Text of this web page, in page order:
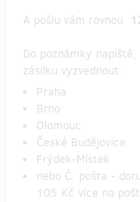
A pošlu vám rovnou
Do poznámky
zásilku vyzvednout:
Praha
Brno
Olomouc
České Budějovice
Frýdek-Místek
nebo Č. pošta -
105 Kč více na